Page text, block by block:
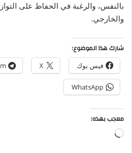
بالنفس، والرغبة في الحفاظ على
والخارجي.
شارك هذا الموضوع:
فيس بوك X
WhatsApp
معجب بهذه:
جاري